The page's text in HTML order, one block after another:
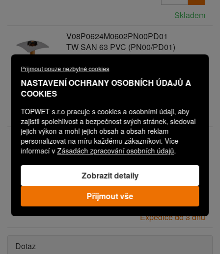
Přijmout pouze nezbytné cookies
NASTAVENÍ OCHRANY OSOBNÍCH ÚDAJŮ A
COOKIES
TOPWET s.r.o pracuje s cookies a osobními údaji, aby
zajistil spolehlivost a bezpečnost svých stránek, sledoval
jejich výkon a mohl jejich obsah a obsah reklam
personalizovat na míru každému zákazníkovi. Více
informací vZásadách zpracování osobních údajů.
Zobrazit detaily
Přijmout vše
Skladem
V08P0624M0602PN00PD01
TW SAN 63 PVC (PN00/PD01)
Svislá sanační vpust s integrovanou
PVC manžetou
Vaše cena:2 440,00 Kč
Expedice do 3 dnů
V08P0624M0602PN00PD09
TW SAN 63 PVC (PN00/PD09)
Svislá sanační vpust s integrovanou
3 240,00 Kč
Expedice do 3 dnů
Dotaz